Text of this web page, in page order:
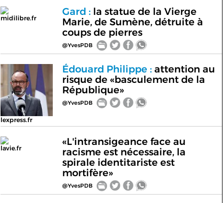
midilibre.fr
Gard :la statue de la Vierge
Marie, de Sumène, détruite à
coups de pierres
@YvesPDB
lexpress.fr
Édouard Philippe :attention au
risque de «basculement de la
République»
@YvesPDB
lavie.fr
«L'intransigeance face au
racisme est nécessaire, la
spirale identitariste est
mortifère»
@YvesPDB